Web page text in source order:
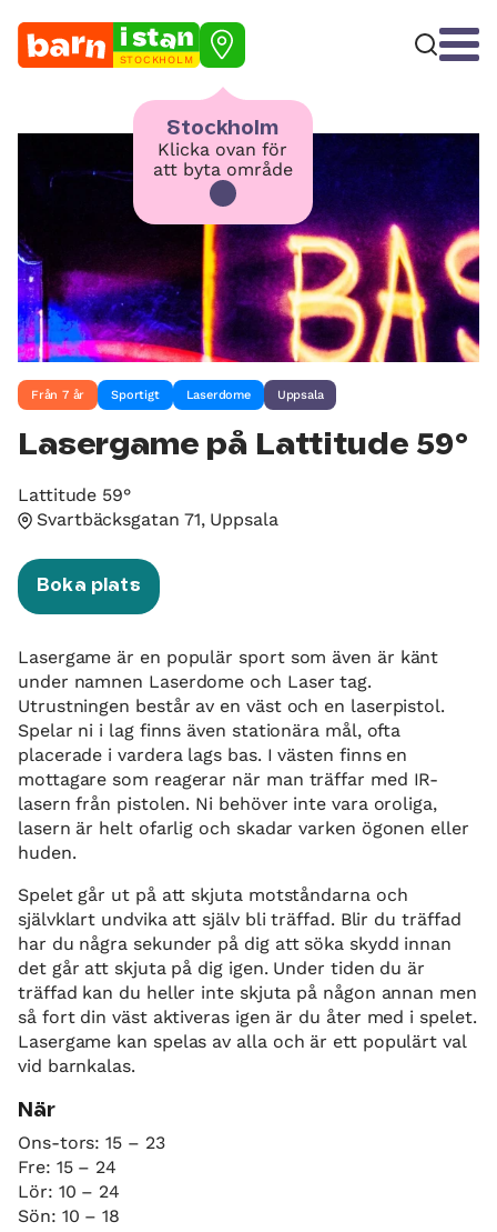
STOCKHOLM
Stockholm
Klicka ovan för
att byta område
Från 7 år Sportigt Laserdome Uppsala
Lasergame på Lattitude 59°
Lattitude 59°
Svartbäcksgatan 71, Uppsala
Boka plats
Lasergame är en populär sport som även är känt
under namnen Laserdome och Laser tag.
Utrustningen består av en väst och en laserpistol.
Spelar ni i lag finns även stationära mål, ofta
placerade i vardera lags bas. I västen finns en
mottagare som reagerar när man träffar med IR-
lasern från pistolen. Ni behöver inte vara oroliga,
lasern är helt ofarlig och skadar varken ögonen eller
huden.
Spelet går ut på att skjuta motståndarna och
självklart undvika att själv bli träffad. Blir du träffad
har du några sekunder på dig att söka skydd innan
det går att skjuta på dig igen. Under tiden du är
träffad kan du heller inte skjuta på någon annan men
så fort din väst aktiveras igen är du åter med i spelet.
Lasergame kan spelas av alla och är ett populärt val
vid barnkalas.
När
Ons-tors: 15 – 23
Fre: 15 – 24
Lör: 10 – 24
Sön: 10 – 18